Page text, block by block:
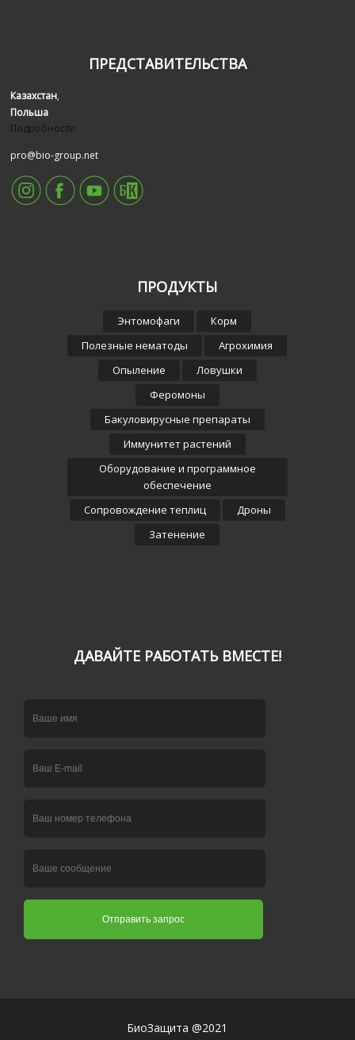
ПРЕДСТАВИТЕЛЬСТВА
Казахстан,
Польша
Подробности
pro@bio-group.net
ПРОДУКТЫ
Энтомофаги
Корм
Полезные нематоды
Агрохимия
Опыление
Ловушки
Феромоны
Бакуловирусные препараты
Иммунитет растений
Оборудование и программное
обеспечение
Сопровождение теплиц
Дроны
Затенение
ДАВАЙТЕ РАБОТАТЬ ВМЕСТЕ!
БиоЗащита @2021